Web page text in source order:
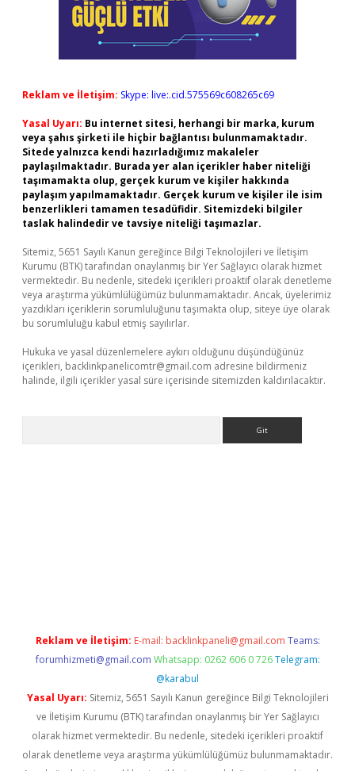
Reklam ve İletişim: Skype: live:.cid.575569c608265c69
Yasal Uyarı: Bu internet sitesi, herhangi bir marka, kurum
veya şahıs şirketi ile hiçbir bağlantısı bulunmamaktadır.
Sitede yalnızca kendi hazırladığımız makaleler
paylaşılmaktadır. Burada yer alan içerikler haber niteliği
taşımamakta olup, gerçek kurum ve kişiler hakkında
paylaşım yapılmamaktadır. Gerçek kurum ve kişiler ile isim
benzerlikleri tamamen tesadüfidir. Sitemizdeki bilgiler
taslak halindedir ve tavsiye niteliği taşımazlar.
Sitemiz, 5651 Sayılı Kanun gereğince Bilgi Teknolojileri ve İletişim
Kurumu (BTK) tarafından onaylanmış bir Yer Sağlayıcı olarak hizmet
vermektedir. Bu nedenle, sitedeki içerikleri proaktif olarak denetleme
veya araştırma yükümlülüğümüz bulunmamaktadır. Ancak, üyelerimiz
yazdıkları içeriklerin sorumluluğunu taşımakta olup, siteye üye olarak
bu sorumluluğu kabul etmiş sayılırlar.
Hukuka ve yasal düzenlemelere aykırı olduğunu düşündüğünüz
içerikleri, backlinkpanelicomtr@gmail.com adresine bildirmeniz
halinde, ilgili içerikler yasal süre içerisinde sitemizden kaldırılacaktır.
Reklam ve İletişim: E-mail: backlinkpaneli@gmail.com Teams:
forumhizmeti@gmail.com Whatsapp: 0262 606 0 726 Telegram:
@karabul
Yasal Uyarı: Sitemiz, 5651 Sayılı Kanun gereğince Bilgi Teknolojileri
ve İletişim Kurumu (BTK) tarafından onaylanmış bir Yer Sağlayıcı
olarak hizmet vermektedir. Bu nedenle, sitedeki içerikleri proaktif
olarak denetleme veya araştırma yükümlülüğümüz bulunmamaktadır.